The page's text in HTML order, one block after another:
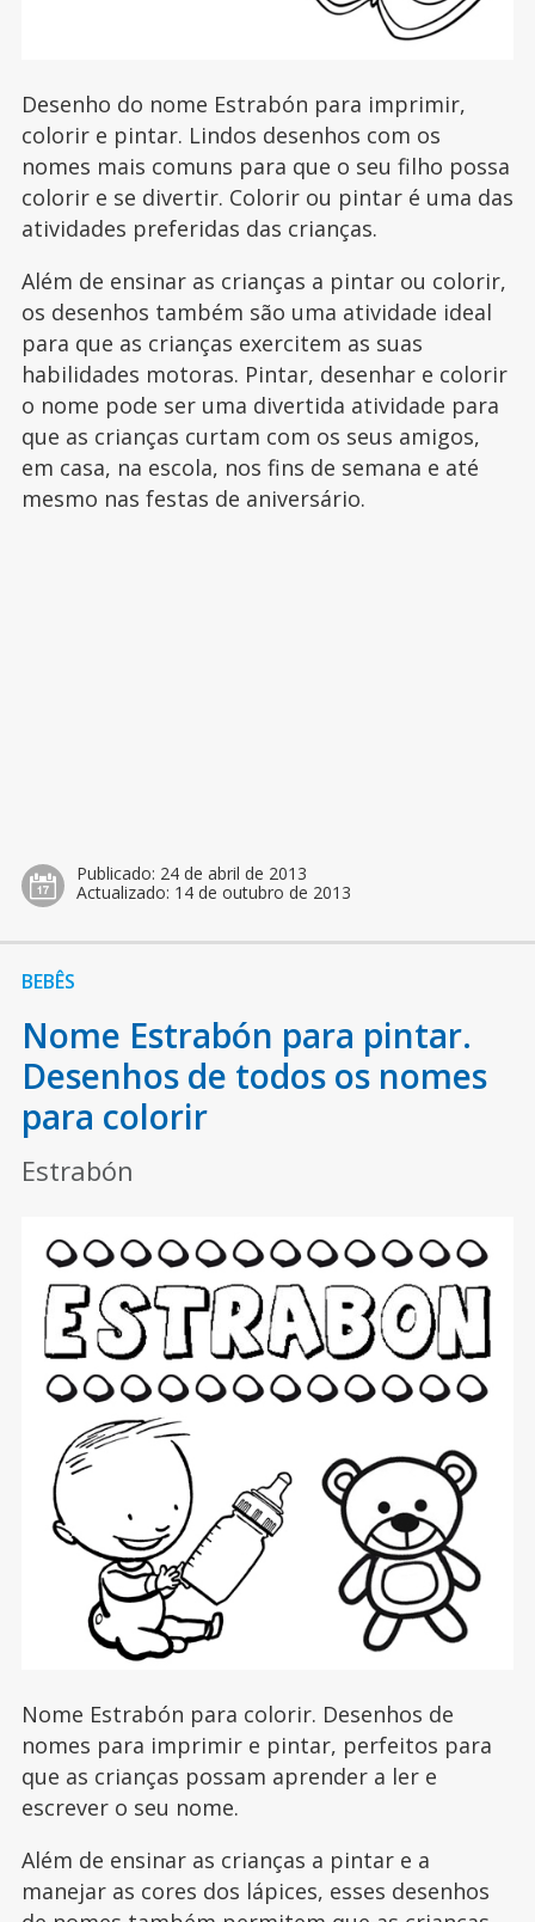
Desenho do nome Estrabón para imprimir,
colorir e pintar. Lindos desenhos com os
nomes mais comuns para que o seu filho possa
colorir e se divertir. Colorir ou pintar é uma das
atividades preferidas das crianças.
Além de ensinar as crianças a pintar ou colorir,
os desenhos também são uma atividade ideal
para que as crianças exercitem as suas
habilidades motoras. Pintar, desenhar e colorir
o nome pode ser uma divertida atividade para
que as crianças curtam com os seus amigos,
em casa, na escola, nos fins de semana e até
mesmo nas festas de aniversário.
Publicado: 24 de abril de 2013
Actualizado: 14 de outubro de 2013
BEBÊS
Nome Estrabón para pintar.
Desenhos de todos os nomes
para colorir
Estrabón
Nome Estrabón para colorir. Desenhos de
nomes para imprimir e pintar, perfeitos para
que as crianças possam aprender a ler e
escrever o seu nome.
Além de ensinar as crianças a pintar e a
manejar as cores dos lápices, esses desenhos